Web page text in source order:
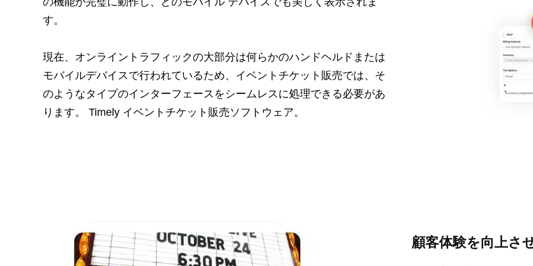
す。
現在、オンライントラフィックの大部分は何らかのハンドヘルドまたは
モバイルデバイスで行われているため、イベントチケット販売では、そ
のようなタイプのインターフェースをシームレスに処理できる必要があ
ります。 Timely イベントチケット販売ソフトウェア。
顧客体験を向上さ